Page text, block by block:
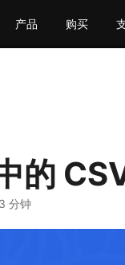
产品 购买
的
分钟